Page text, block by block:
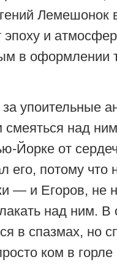
Лемешонок
эпоху и
в оформлении
упоительные
смеяться над
Йорке от
его, потому что
— и Егоров, не
над ним.
в спазмах, но
ком в горле